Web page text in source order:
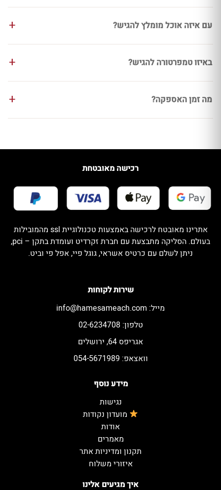
עם איזה אוכל מומלץ להגיש?
באיזו טמפרטורה להגיש?
מה זמן האספקה?
איך מגיעים אלינו
מידע נוסף
נגישות
מועדון נקודות
אודות
מאמרים
תקנון ומדיניות אתר
איזורי משלוח
שירות לקוחות
מייל: info@hamesameach.com
טלפון: 02-6234708
אגריפס 64, ירושלים
וואצאפ: 054-5671989
רכישה מאובטחת
אתרינו מאובטח לרכישה באמצעות טכנולוגיית ssl מהמובילות
בעולם. הסליקה מתבצעת עם חברת זקרדיט ועומדת בתקן – pci,
ניתן לשלם עם כרטיס אשראי, גוגל פיי, אפל פי וביט.